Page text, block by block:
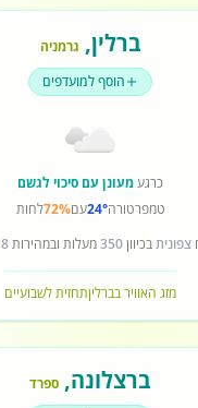
ברלין, גרמניה
הוסף למועדפים
כרגעמעונן עם סיכוי לגשם
טמפרטורה24°עם72%לחות
צפוניתבכיוון350מעלות ובמהירות8
מזג האוויר בברליןתחזית לשבועיים
ברצלונה, ספרד